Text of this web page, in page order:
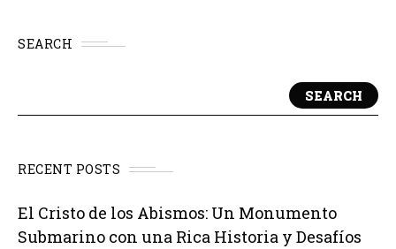
SEARCH
SEARCH
RECENT POSTS
El Cristo de los Abismos: Un Monumento
Submarino con una Rica Historia y Desafíos